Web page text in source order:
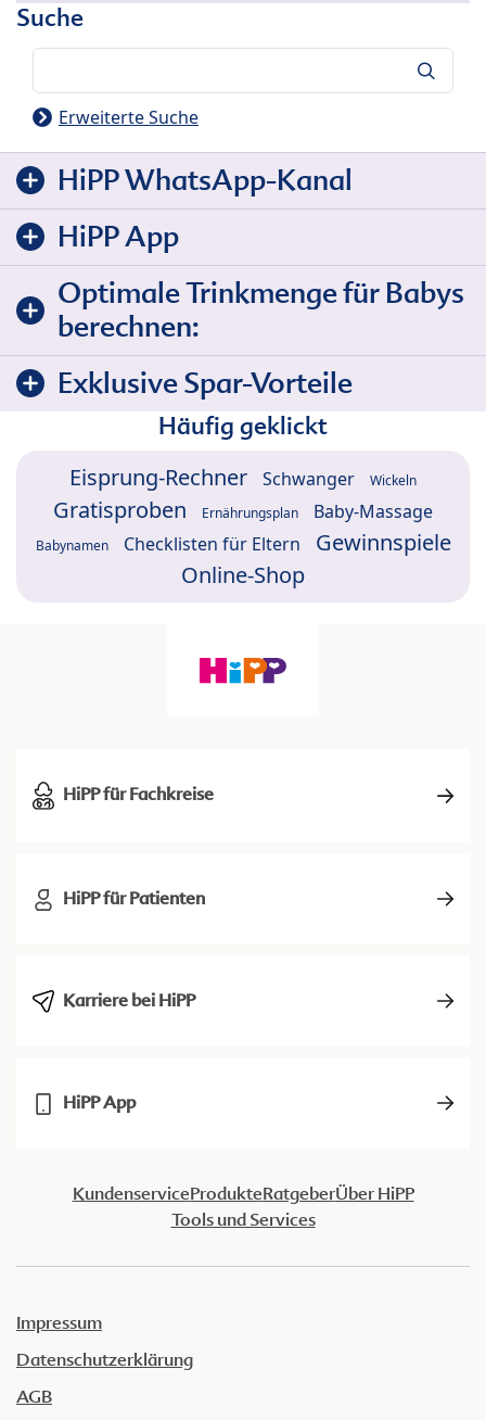
Suche
Erweiterte Suche
HiPP WhatsApp-Kanal
HiPP App
Optimale Trinkmenge für Babys
berechnen:
Exklusive Spar-Vorteile
Häufig geklickt
Eisprung-Rechner Schwanger Wickeln
Gratisproben Ernährungsplan Baby-Massage
Babynamen Checklisten für Eltern
Gewinnspiele
Online-Shop
HiPP für Fachkreise
HiPP für Patienten
Karriere bei HiPP
HiPP App
KundenserviceProdukteRatgeberÜber HiPP
Tools und Services
Impressum
Datenschutzerklärung
AGB